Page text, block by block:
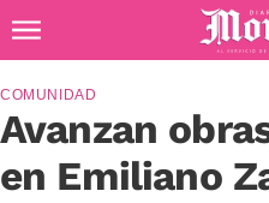
Diario de Morelos
Avanzan
en Emiliano
COMUNIDAD